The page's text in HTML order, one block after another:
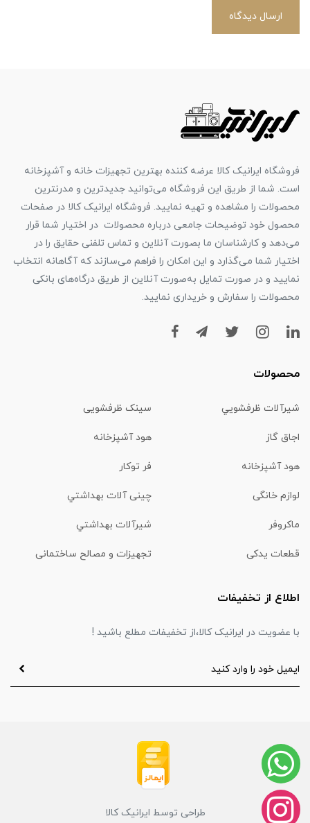
ارسال دیدگاه
فروشگاه ایرانیک کالا عرضه کننده بهترین تجهیزات خانه و آشپزخانه
است. شما از طریق این فروشگاه می‌توانید جدیدترین و مدرنترین
محصولات را مشاهده و تهیه نمایید. فروشگاه ایرانیک کالا در صفحات
محصول خود توضیحات جامعی درباره محصولات در اختیار شما قرار
می‌دهد و کارشناسان ما بصورت آنلاین و تماس تلفنی حقایق را در
اختیار شما می‌گذارد و این امکان را فراهم می‌سازند که آگاهانه انتخاب
نمایید و در صورت تمایل به‌صورت آنلاین از طریق درگاه‌های بانکی
محصولات را سفارش و خریداری نمایید.
محصولات
شیرآلات ظرفشويي سینک ظرفشویی
اجاق گاز هود آشپزخانه
هود آشپزخانه فر توکار
لوازم خانگی چینی آلات بهداشتي
ماكروفر شیرآلات بهداشتي
قطعات یدکی تجهیزات و مصالح ساختمانی
اطلاع از تخفیفات
با عضویت در ایرانیک کالا،از تخفیفات مطلع باشید !
طراحی توسط ایرانیک کالا